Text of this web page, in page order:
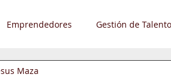
Emprendedores Gestión de
Humano
Maza